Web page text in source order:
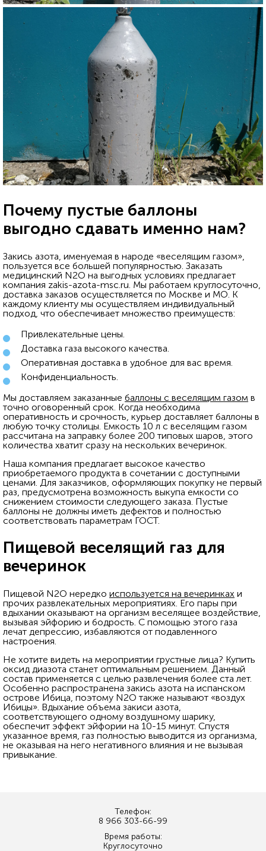
Почему пустые баллоны
выгодно сдавать именно нам?
Закись азота, именуемая в народе «веселящим газом»,
пользуется все большей популярностью. Заказать
медицинский N2O на выгодных условиях предлагает
компания zakis-azota-msc.ru. Мы работаем круглосуточно,
доставка заказов осуществляется по Москве и МО. К
каждому клиенту мы осуществляем индивидуальный
подход, что обеспечивает множество преимуществ:
Привлекательные цены.
Доставка газа высокого качества.
Оперативная доставка в удобное для вас время.
Конфиденциальность.
Мы доставляем заказанные баллоны с веселящим газом в
точно оговоренный срок. Когда необходима
оперативность и срочность, курьер доставляет баллоны в
любую точку столицы. Емкость 10 л с веселящим газом
рассчитана на заправку более 200 типовых шаров, этого
количества хватит сразу на нескольких вечеринок.
Наша компания предлагает высокое качество
приобретаемого продукта в сочетании с доступными
ценами. Для заказчиков, оформляющих покупку не первый
раз, предусмотрена возможность выкупа емкости со
снижением стоимости следующего заказа. Пустые
баллоны не должны иметь дефектов и полностью
соответствовать параметрам ГОСТ.
Пищевой веселящий газ для
вечеринок
Пищевой N2O нередко используется на вечеринках и
прочих развлекательных мероприятиях. Его пары при
вдыхании оказывают на организм веселящее воздействие,
вызывая эйфорию и бодрость. С помощью этого газа
лечат депрессию, избавляются от подавленного
настроения.
Не хотите видеть на мероприятии грустные лица? Купить
оксид диазота станет оптимальным решением. Данный
состав применяется с целью развлечения более ста лет.
Особенно распространена закись азота на испанском
острове Ибица, поэтому N2O также называют «воздух
Ибицы». Вдыхание объема закиси азота,
соответствующего одному воздушному шарику,
обеспечит эффект эйфории на 10-15 минут. Спустя
указанное время, газ полностью выводится из организма,
не оказывая на него негативного влияния и не вызывая
привыкание.
Телефон:
8 966 303-66-99
Время работы:
Круглосуточно